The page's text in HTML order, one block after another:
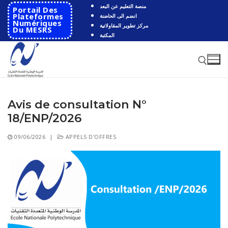
Aller
contenu
Portail Des
Plateformes
Numériques
Du MESRS
منصة التعليم عن البعد
انضم الى الحاضنة
مركز تطوير المقاولاتية
المكتبة
Rechercher :
:
Départements
Coopération
Avis de consultation N°
18/ENP/2026
09/06/2026 | APPELS D'OFFRES